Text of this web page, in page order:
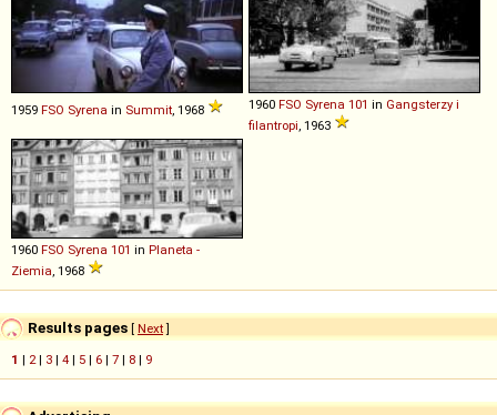
1959 FSO Syrena in Summit, 1968 1960 FSO Syrena 101 in Gangsterzy i
filantropi, 1963
1960 FSO Syrena 101 in Planeta -
Ziemia, 1968
Results pages [ Next]
1 | 2| 3 | 4 | 5 | 6 | 7 | 8 | 9